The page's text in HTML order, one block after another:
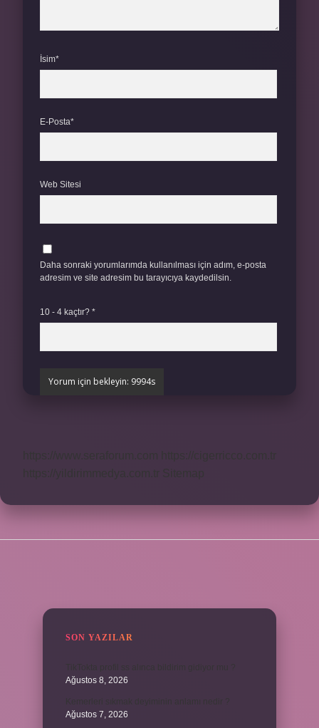
İsim*
E-Posta*
Web Sitesi
Daha sonraki yorumlarımda kullanılması için adım, e-posta
adresim ve site adresim bu tarayıcıya kaydedilsin.
10 - 4 kaçtır? *
SON YAZILAR
Ağustos 8, 2026
Ağustos 7, 2026